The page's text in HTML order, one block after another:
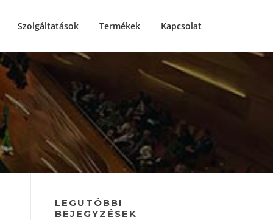
Szolgáltatások Termékek Kapcsolat
LEGUTÓBBI
BEJEGYZÉSEK